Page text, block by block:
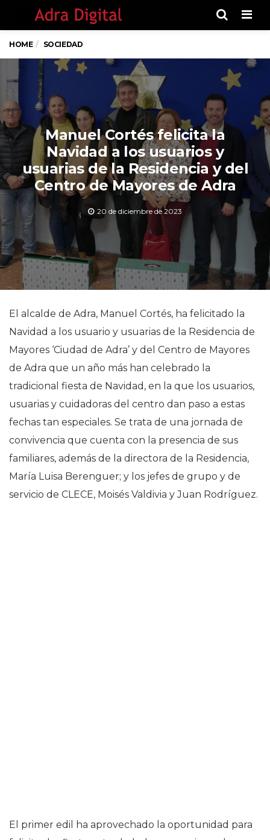
HOME SOCIEDAD
Manuel Cortés felicita la
Navidad a los usuarios y
usuarias de la Residencia y del
Centro de Mayores de Adra
20 de diciembre de 2023
El alcalde de Adra, Manuel Cortés, ha felicitado la
Navidad a los usuario y usuarias de la Residencia de
Mayores ‘Ciudad de Adra’ y del Centro de Mayores
de Adra que un año más han celebrado la
tradicional fiesta de Navidad, en la que los usuarios,
usuarias y cuidadoras del centro dan paso a estas
fechas tan especiales. Se trata de una jornada de
convivencia que cuenta con la presencia de sus
familiares, además de la directora de la Residencia,
María Luisa Berenguer; y los jefes de grupo y de
servicio de CLECE, Moisés Valdivia y Juan Rodríguez.
El primer edil ha aprovechado la oportunidad para